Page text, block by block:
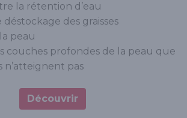
la rétention d’eau
déstockage des graisses
peau
couches profondes de la peau que
n’atteignent pas
Découvrir